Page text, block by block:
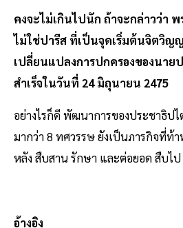
คงจะไม่เกินไปนัก ถ้าจะกล่าวว่า
ไม่ใช่ปารีส ที่เป็นจุดเริ่มต้นจิตวิญ
เปลี่ยนแปลงการปกครองของนา
สำเร็จในวันที่ 24 มิถุนายน 2475
อย่างไรก็ดี พัฒนาการของประชาธิป
มากว่า 8 ทศวรรษ ยังเป็นภารกิจที่ท้
หลัง สืบสาน รักษา และต่อยอด สืบไป
อ้างอิง